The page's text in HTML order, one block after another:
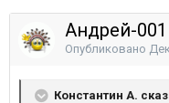
Андрей-001
Опубликовано
Константин А.